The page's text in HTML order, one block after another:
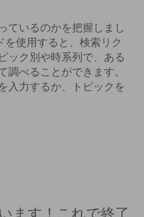
ているのかを把握しまし
使用すると、検索リク
ック別や時系列で、ある
調べることができます。
入力するか、トピックを